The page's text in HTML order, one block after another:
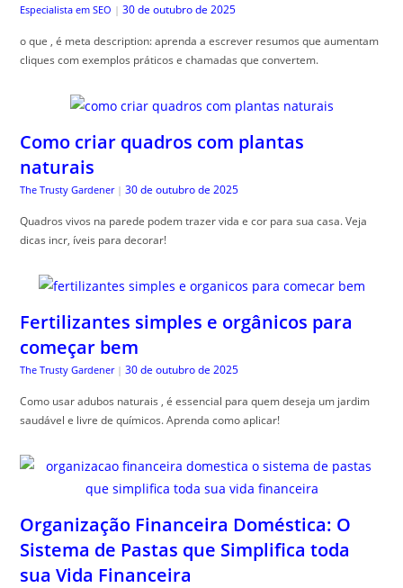
Especialista em SEO | 30 de outubro de 2025
o que , é meta description: aprenda a escrever resumos que aumentam
cliques com exemplos práticos e chamadas que convertem.
Como criar quadros com plantas
naturais
The Trusty Gardener | 30 de outubro de 2025
Quadros vivos na parede podem trazer vida e cor para sua casa. Veja
dicas incr, íveis para decorar!
Fertilizantes simples e orgânicos para
começar bem
The Trusty Gardener | 30 de outubro de 2025
Como usar adubos naturais , é essencial para quem deseja um jardim
saudável e livre de químicos. Aprenda como aplicar!
Organização Financeira Doméstica: O
Sistema de Pastas que Simplifica toda
sua Vida Financeira